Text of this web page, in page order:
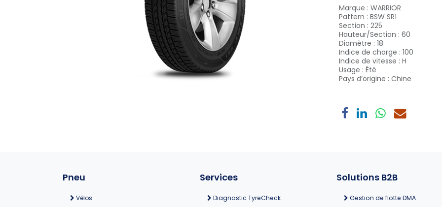
Marque : WARRIOR
Pattern : BSW SR1
Section : 225
Hauteur/Section : 60
Diamètre : 18
Indice de charge : 100
Indice de vitesse : H
Usage : Été
Pays d’origine : Chine
Services
Diagnostic TyreCheck
Solutions B2B
Gestion de flotte DMA
Pneu
Vélos